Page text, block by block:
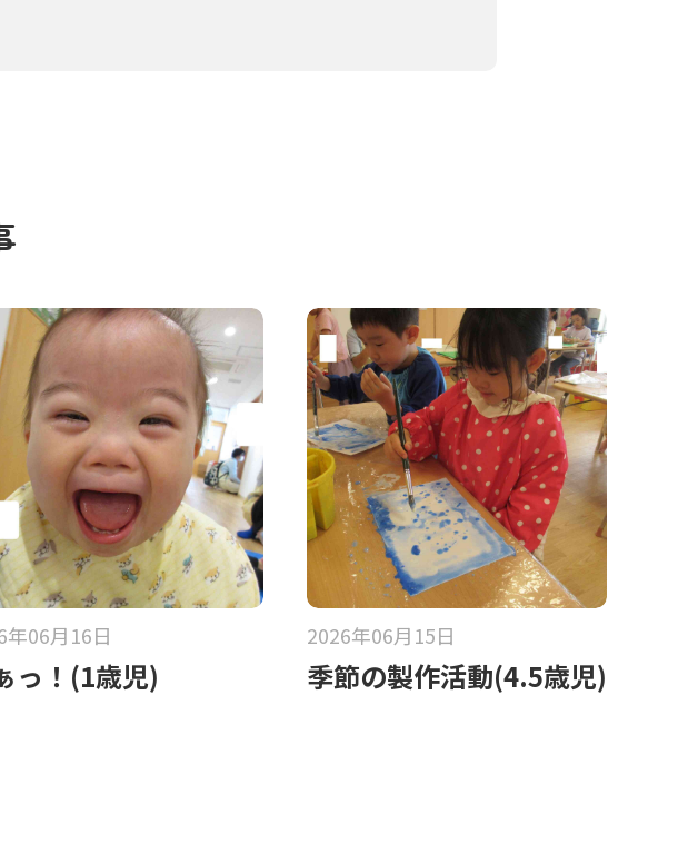
年06月16日
っ！(1歳児)
2026年06月15日
季節の製作活動(4.5歳児)